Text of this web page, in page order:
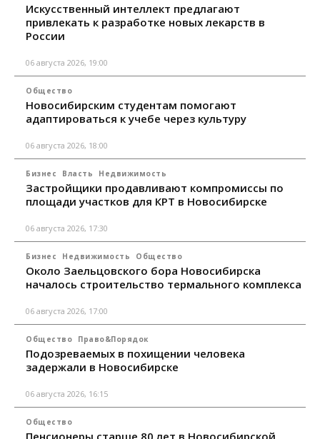
Искусственный интеллект предлагают
привлекать к разработке новых лекарств в
России
06 августа 2026, 19:00
Общество
Новосибирским студентам помогают
адаптироваться к учебе через культуру
06 августа 2026, 18:00
Бизнес Власть Недвижимость
Застройщики продавливают компромиссы по
площади участков для КРТ в Новосибирске
06 августа 2026, 17:30
Бизнес Недвижимость Общество
Около Заельцовского бора Новосибирска
началось строительство термального комплекса
06 августа 2026, 17:00
Общество Право&Порядок
Подозреваемых в похищении человека
задержали в Новосибирске
06 августа 2026, 16:15
Общество